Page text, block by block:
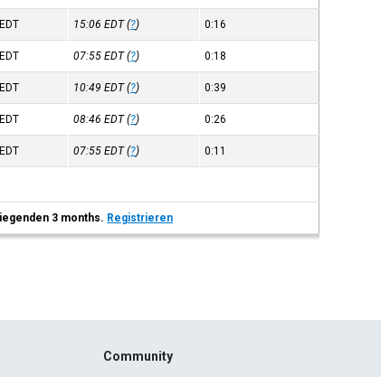
EDT 15:06EDT(?) 0:16
EDT 07:55EDT(?) 0:18
EDT 10:49EDT(?) 0:39
EDT 08:46EDT(?) 0:26
EDT 07:55EDT(?) 0:11
3 months. Registrieren
Community